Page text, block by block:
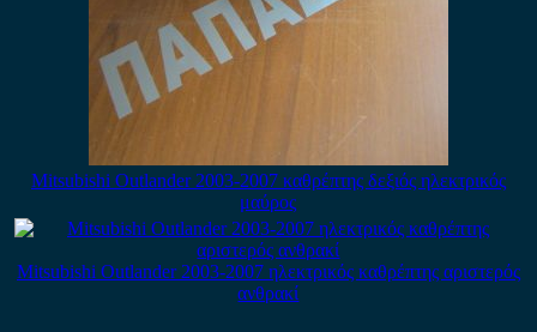
Mitsubishi Outlander 2003-2007 καθρέπτης δεξιός ηλεκτρικός
μαύρος
Mitsubishi Outlander 2003-2007 ηλεκτρικός καθρέπτης αριστερός
ανθρακί